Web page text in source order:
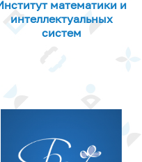
математики и
интеллектуальных
систем